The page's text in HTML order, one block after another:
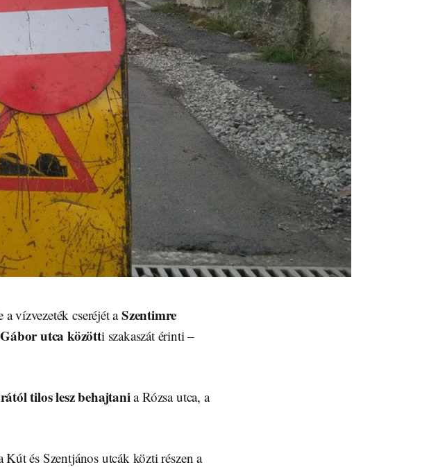
vízvezeték cseréjét aSzentimre
utca közötti szakaszát érinti –
tilos lesz behajtania Rózsa utca, a
és Szentjános utcák közti részen a